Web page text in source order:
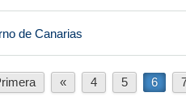
de Canarias
« 4 5 6